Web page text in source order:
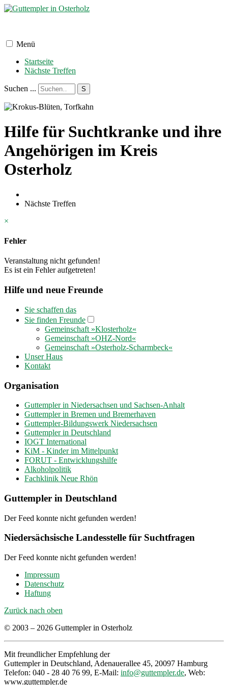
Menü
Startseite
Nächste Treffen
Suchen ... S
Hilfe für Suchtkranke und ihre
Angehörigen im Kreis
Osterholz
Nächste Treffen
×
Fehler
Veranstaltung nicht gefunden!
Es ist ein Fehler aufgetreten!
Hilfe und neue Freunde
Sie schaffen das
Sie finden Freunde
Gemeinschaft »Klosterholz«
Gemeinschaft »OHZ-Nord«
Gemeinschaft »Osterholz-Scharmbeck«
Unser Haus
Kontakt
Organisation
Guttempler in Niedersachsen und Sachsen-Anhalt
Guttempler in Bremen und Bremerhaven
Guttempler-Bildungswerk Niedersachsen
Guttempler in Deutschland
IOGT International
KiM - Kinder im Mittelpunkt
FORUT - Entwicklungshilfe
Alkoholpolitik
Fachklinik Neue Rhön
Guttempler in Deutschland
Der Feed konnte nicht gefunden werden!
Niedersächsische Landesstelle für Suchtfragen
Der Feed konnte nicht gefunden werden!
Impressum
Datenschutz
Haftung
Zurück nach oben
© 2003 – 2026 Guttempler in Osterholz
Mit freundlicher Empfehlung der
Guttempler in Deutschland, Adenauerallee 45, 20097 Hamburg
Telefon: 040 - 28 40 76 99, E-Mail: info@guttempler.de, Web:
www.guttempler.de